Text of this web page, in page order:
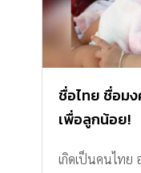
ชื่อไทย ชื่อม
เพื่อลูกน้อย!
เกิดเป็นคนไทย